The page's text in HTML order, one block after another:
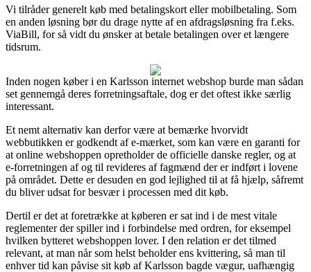
Vi tilråder generelt køb med betalingskort eller mobilbetaling. Som
en anden løsning bør du drage nytte af en afdragsløsning fra f.eks.
ViaBill, for så vidt du ønsker at betale betalingen over et længere
tidsrum.
Inden nogen køber i en Karlsson internet webshop burde man sådan
set gennemgå deres forretningsaftale, dog er det oftest ikke særlig
interessant.
Et nemt alternativ kan derfor være at bemærke hvorvidt
webbutikken er godkendt af e-mærket, som kan være en garanti for
at online webshoppen opretholder de officielle danske regler, og at
e-forretningen af og til revideres af fagmænd der er indført i lovene
på området. Dette er desuden en god lejlighed til at få hjælp, såfremt
du bliver udsat for besvær i processen med dit køb.
Dertil er det at foretrække at køberen er sat ind i de mest vitale
reglementer der spiller ind i forbindelse med ordren, for eksempel
hvilken bytteret webshoppen lover. I den relation er det tilmed
relevant, at man når som helst beholder ens kvittering, så man til
enhver tid kan påvise sit køb af Karlsson bagde vægur, uafhængig